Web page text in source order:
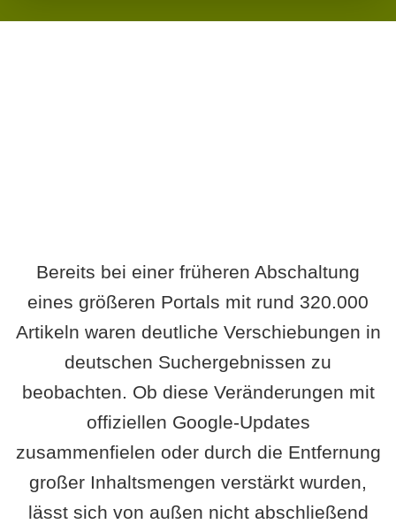
Bereits bei einer früheren Abschaltung
eines größeren Portals mit rund 320.000
Artikeln waren deutliche Verschiebungen in
deutschen Suchergebnissen zu
beobachten. Ob diese Veränderungen mit
offiziellen Google-Updates
zusammenfielen oder durch die Entfernung
großer Inhaltsmengen verstärkt wurden,
lässt sich von außen nicht abschließend